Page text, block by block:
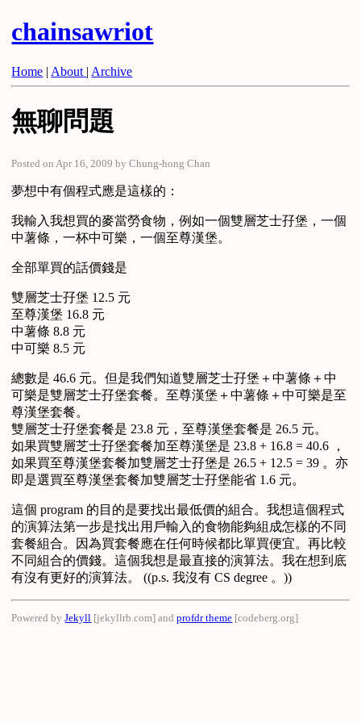
chainsawriot
Home | About | Archive
無聊問題
Posted on Apr 16, 2009 by Chung-hong Chan
夢想中有個程式應是這樣的：
我輸入我想買的麥當勞食物，例如一個雙層芝士孖堡，一個
中薯條，一杯中可樂，一個至尊漢堡。
全部單買的話價錢是
雙層芝士孖堡 12.5 元
至尊漢堡 16.8 元
中薯條 8.8 元
中可樂 8.5 元
總數是 46.6 元。但是我們知道雙層芝士孖堡＋中薯條＋中
可樂是雙層芝士孖堡套餐。至尊漢堡＋中薯條＋中可樂是至
尊漢堡套餐。
雙層芝士孖堡套餐是 23.8 元，至尊漢堡套餐是 26.5 元。
如果買雙層芝士孖堡套餐加至尊漢堡是 23.8 + 16.8 = 40.6 ，
如果買至尊漢堡套餐加雙層芝士孖堡是 26.5 + 12.5 = 39 。亦
即是選買至尊漢堡套餐加雙層芝士孖堡能省 1.6 元。
這個 program 的目的是要找出最低價的組合。我想這個程式
的演算法第一步是找出用戶輸入的食物能夠組成怎樣的不同
套餐組合。因為買套餐應在任何時候都比單買便宜。再比較
不同組合的價錢。這個我想是最直接的演算法。我在想到底
有沒有更好的演算法。 ((p.s. 我沒有 CS degree 。))
Powered byJekyll [jekyllrb.com] andprofdr theme [codeberg.org]